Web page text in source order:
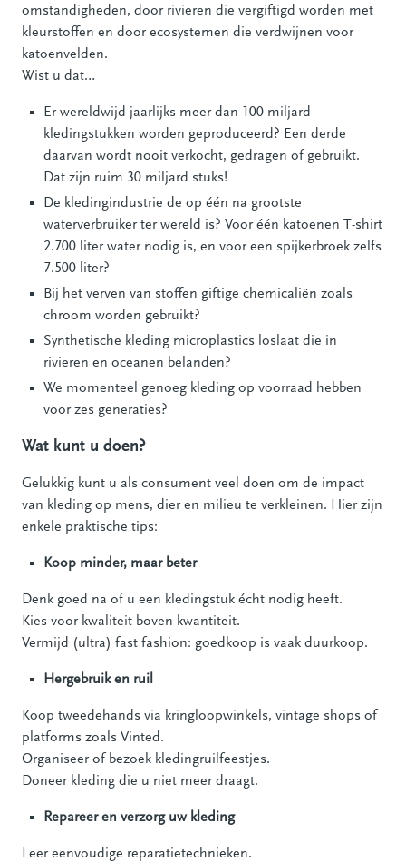
omstandigheden, door rivieren die vergiftigd worden met
kleurstoffen en door ecosystemen die verdwijnen voor
katoenvelden.
Wist u dat…
Er wereldwijd jaarlijks meer dan 100 miljard
kledingstukken worden geproduceerd? Een derde
daarvan wordt nooit verkocht, gedragen of gebruikt.
Dat zijn ruim 30 miljard stuks!
De kledingindustrie de op één na grootste
waterverbruiker ter wereld is? Voor één katoenen T-shirt
2.700 liter water nodig is, en voor een spijkerbroek zelfs
7.500 liter?
Bij het verven van stoffen giftige chemicaliën zoals
chroom worden gebruikt?
Synthetische kleding microplastics loslaat die in
rivieren en oceanen belanden?
We momenteel genoeg kleding op voorraad hebben
voor zes generaties?
Wat kunt u doen?
Gelukkig kunt u als consument veel doen om de impact
van kleding op mens, dier en milieu te verkleinen. Hier zijn
enkele praktische tips:
Koop minder, maar beter
Denk goed na of u een kledingstuk écht nodig heeft.
Kies voor kwaliteit boven kwantiteit.
Vermijd (ultra) fast fashion: goedkoop is vaak duurkoop.
Hergebruik en ruil
Koop tweedehands via kringloopwinkels, vintage shops of
platforms zoals Vinted.
Organiseer of bezoek kledingruilfeestjes.
Doneer kleding die u niet meer draagt.
Repareer en verzorg uw kleding
Leer eenvoudige reparatietechnieken.